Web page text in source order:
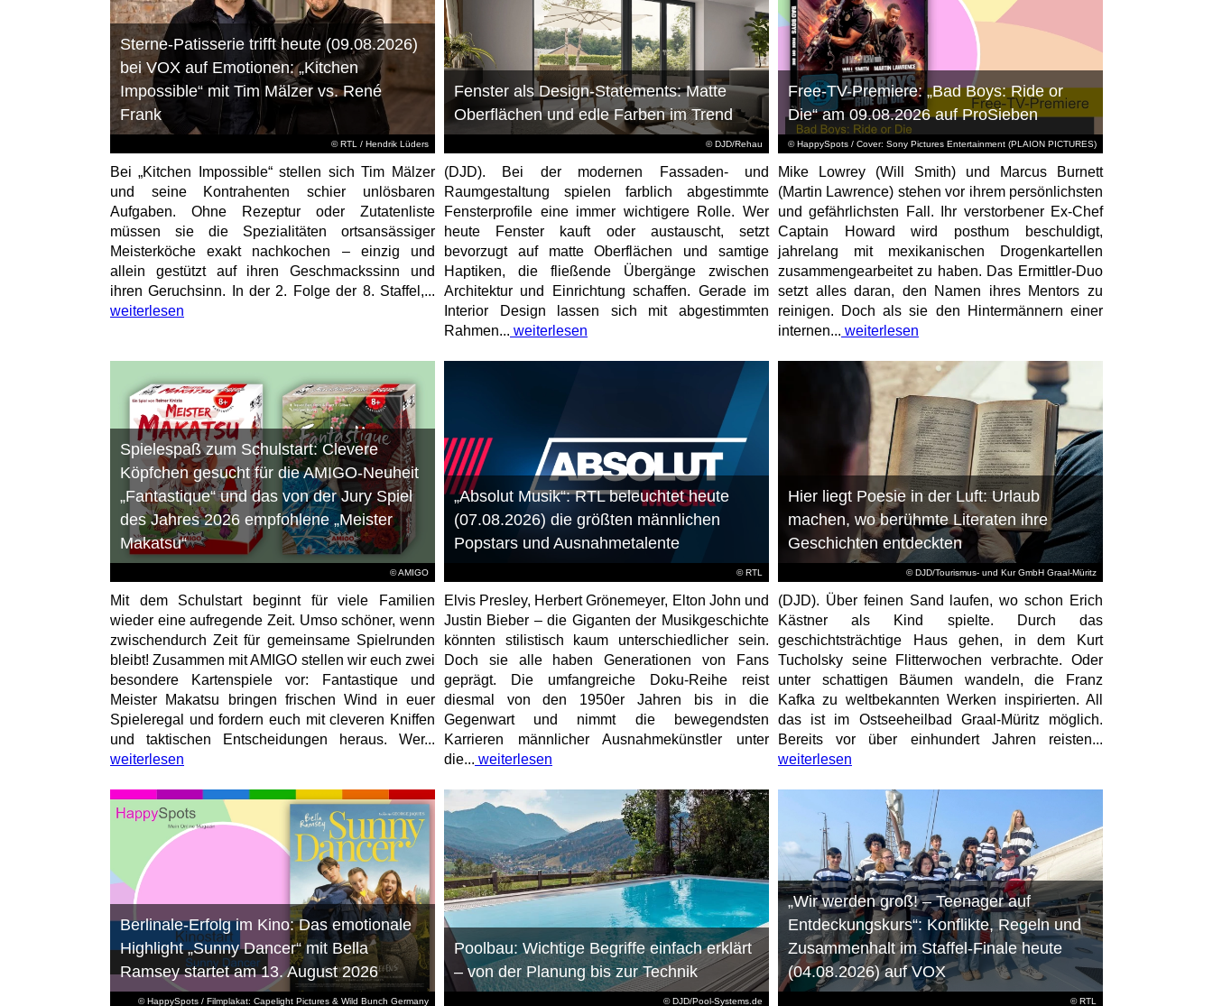
©RTL / Hendrik Lüders
Sterne-Patisserie trifft heute (09.08.2026)
bei VOX auf Emotionen: „Kitchen
Impossible“ mit Tim Mälzer vs. René
Frank
Bei „Kitchen Impossible“ stellen sich Tim Mälzer
und seine Kontrahenten schier unlösbaren
Aufgaben. Ohne Rezeptur oder Zutatenliste
müssen sie die Spezialitäten ortsansässiger
Meisterköche exakt nachkochen – einzig und
allein gestützt auf ihren Geschmackssinn und
ihren Geruchsinn. In der 2. Folge der 8. Staffel,...
weiterlesen
© DJD/Rehau
Fenster als Design-Statements: Matte
Oberflächen und edle Farben im Trend
(DJD). Bei der modernen Fassaden- und
Raumgestaltung spielen farblich abgestimmte
Fensterprofile eine immer wichtigere Rolle. Wer
heute Fenster kauft oder austauscht, setzt
bevorzugt auf matte Oberflächen und samtige
Haptiken, die fließende Übergänge zwischen
Architektur und Einrichtung schaffen. Gerade im
Interior Design lassen sich mit abgestimmten
Rahmen... weiterlesen
© HappySpots / Cover: Sony Pictures Entertainment (PLAION PICTURES)
Free-TV-Premiere: „Bad Boys: Ride or
Die“ am 09.08.2026 auf ProSieben
Mike Lowrey (Will Smith) und Marcus Burnett
(Martin Lawrence) stehen vor ihrem persönlichsten
und gefährlichsten Fall. Ihr verstorbener Ex-Chef
Captain Howard wird posthum beschuldigt,
jahrelang mit mexikanischen Drogenkartellen
zusammengearbeitet zu haben. Das Ermittler-Duo
setzt alles daran, den Namen ihres Mentors zu
reinigen. Doch als sie den Hintermännern einer
internen... weiterlesen
© AMIGO
Spielespaß zum Schulstart: Clevere
Köpfchen gesucht für die AMIGO-Neuheit
„Fantastique“ und das von der Jury Spiel
des Jahres 2026 empfohlene „Meister
Makatsu“
Mit dem Schulstart beginnt für viele Familien
wieder eine aufregende Zeit. Umso schöner, wenn
zwischendurch Zeit für gemeinsame Spielrunden
bleibt! Zusammen mit AMIGO stellen wir euch zwei
besondere Kartenspiele vor: Fantastique und
Meister Makatsu bringen frischen Wind in euer
Spieleregal und fordern euch mit cleveren Kniffen
und taktischen Entscheidungen heraus. Wer...
weiterlesen
©RTL
„Absolut Musik“: RTL beleuchtet heute
(07.08.2026) die größten männlichen
Popstars und Ausnahmetalente
Elvis Presley, Herbert Grönemeyer, Elton John und
Justin Bieber – die Giganten der Musikgeschichte
könnten stilistisch kaum unterschiedlicher sein.
Doch sie alle haben Generationen von Fans
geprägt. Die umfangreiche Doku-Reihe reist
diesmal von den 1950er Jahren bis in die
Gegenwart und nimmt die bewegendsten
Karrieren männlicher Ausnahmekünstler unter
die... weiterlesen
© DJD/Tourismus- und Kur GmbH Graal-Müritz
Hier liegt Poesie in der Luft: Urlaub
machen, wo berühmte Literaten ihre
Geschichten entdeckten
(DJD). Über feinen Sand laufen, wo schon Erich
Kästner als Kind spielte. Durch das
geschichtsträchtige Haus gehen, in dem Kurt
Tucholsky seine Flitterwochen verbrachte. Oder
unter schattigen Bäumen wandeln, die Franz
Kafka zu weltbekannten Werken inspirierten. All
das ist im Ostseeheilbad Graal-Müritz möglich.
Bereits vor über einhundert Jahren reisten...
weiterlesen
© HappySpots / Filmplakat: Capelight Pictures & Wild Bunch Germany
Berlinale-Erfolg im Kino: Das emotionale
Highlight „Sunny Dancer“ mit Bella
Ramsey startet am 13. August 2026
© DJD/Pool-Systems.de
Poolbau: Wichtige Begriffe einfach erklärt
– von der Planung bis zur Technik
©RTL
„Wir werden groß! – Teenager auf
Entdeckungskurs“: Konflikte, Regeln und
Zusammenhalt im Staffel-Finale heute
(04.08.2026) auf VOX